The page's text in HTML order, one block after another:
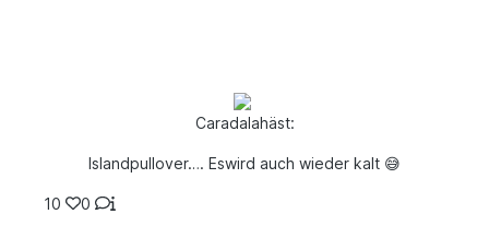
Caradalahäst:
Islandpullover…. Eswird auch wieder kalt 😅
10 0